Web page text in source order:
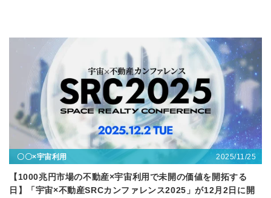
〇〇×宇宙利用 2025/11/25
【1000兆円市場の不動産×宇宙利用で未開の価値を開拓する
日】「宇宙×不動産SRCカンファレンス2025」が12月2日に開